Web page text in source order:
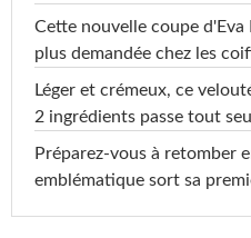
Cette nouvelle coupe
plus demandée chez les
Léger et crémeux, ce
2 ingrédients passe tout
Préparez-vous à retomber
emblématique sort sa